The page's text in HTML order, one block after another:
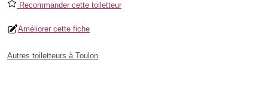
Recommander cette toiletteur
Améliorer cette fiche
Autres toiletteurs à Toulon